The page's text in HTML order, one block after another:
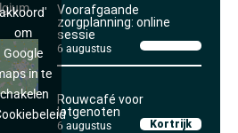
akkoord'
om
Google
in te
Voorafgaande
zorgplanning: online
sessie
6 augustus
Rouwcafé voor
lotgenoten
6 augustus Kortrijk